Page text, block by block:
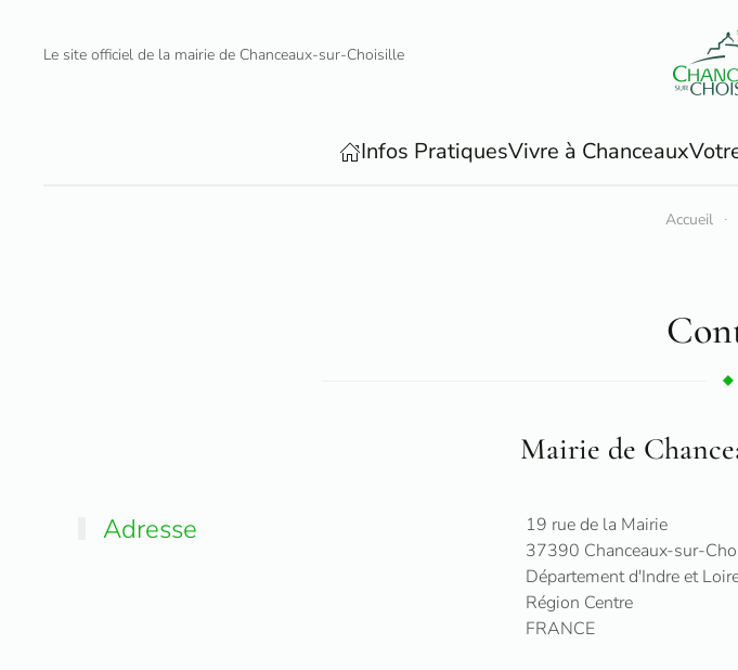
Accéder au contenu principal
Le site officiel de la mairie de Chanceaux-sur-Choisille
Infos PratiquesVivre à Chanceaux
Accueil
Mairie de
Adresse
19 rue de la Mairie
37390 Chanceaux-sur-
Département d'Indre et
Région Centre
FRANCE